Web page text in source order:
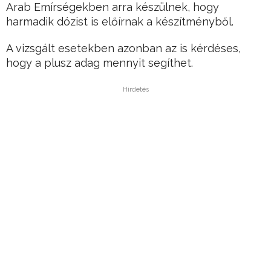
Arab Emírségekben arra készülnek, hogy
harmadik dózist is előírnak a készítményből.
A vizsgált esetekben azonban az is kérdéses,
hogy a plusz adag mennyit segíthet.
Hirdetés